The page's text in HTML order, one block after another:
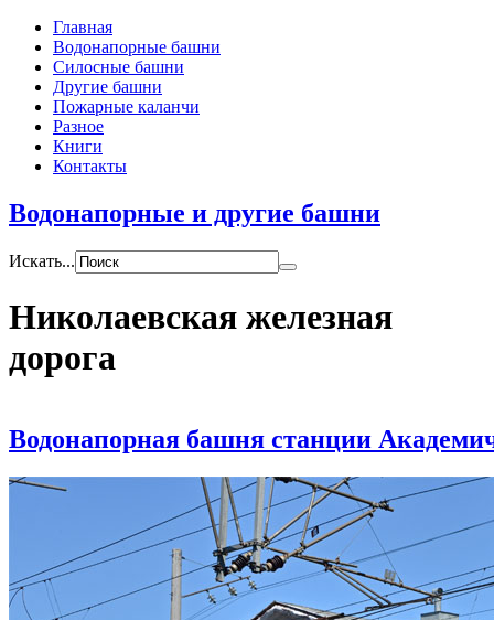
Главная
Водонапорные башни
Силосные башни
Другие башни
Пожарные каланчи
Разное
Книги
Контакты
Водонапорные и другие башни
Искать...
Николаевская железная
дорога
Водонапорная башня станции